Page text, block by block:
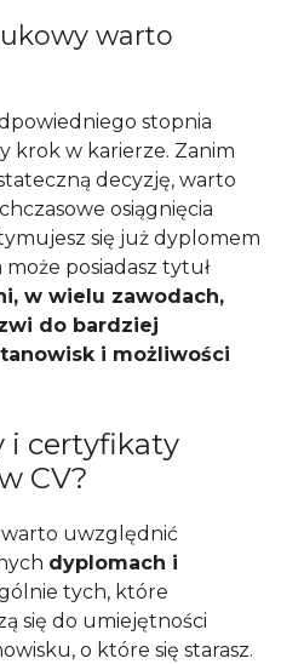
warto
stopnia
krok w karierze. Zanim
decyzję, warto
osiągnięcia
się już dyplomem
może posiadasz tytuł
w wielu zawodach,
do bardziej
i możliwości
i certyfikaty
CV?
warto uwzględnić
dyplomach i
tych, które
się do umiejętności
o które się starasz.